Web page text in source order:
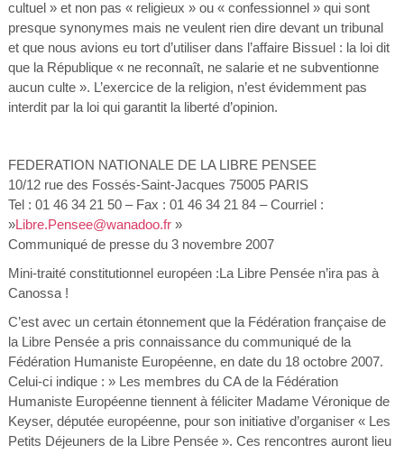
cultuel » et non pas « religieux » ou « confessionnel » qui sont
presque synonymes mais ne veulent rien dire devant un tribunal
et que nous avions eu tort d’utiliser dans l’affaire Bissuel : la loi dit
que la République « ne reconnaît, ne salarie et ne subventionne
aucun culte ». L’exercice de la religion, n’est évidemment pas
interdit par la loi qui garantit la liberté d’opinion.
FEDERATION NATIONALE DE LA LIBRE PENSEE
10/12 rue des Fossés-Saint-Jacques 75005 PARIS
Tel : 01 46 34 21 50 – Fax : 01 46 34 21 84 – Courriel :
»Libre.Pensee@wanadoo.fr»
Communiqué de presse du 3 novembre 2007
Mini-traité constitutionnel européen :La Libre Pensée n’ira pas à
Canossa !
C’est avec un certain étonnement que la Fédération française de
la Libre Pensée a pris connaissance du communiqué de la
Fédération Humaniste Européenne, en date du 18 octobre 2007.
Celui-ci indique : » Les membres du CA de la Fédération
Humaniste Européenne tiennent à féliciter Madame Véronique de
Keyser, députée européenne, pour son initiative d’organiser « Les
Petits Déjeuners de la Libre Pensée ». Ces rencontres auront lieu